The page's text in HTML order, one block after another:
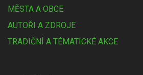
MĚSTA A OBCE
AUTOŘI A ZDROJE
TRADIČNÍ A TÉMATICKÉ AKCE